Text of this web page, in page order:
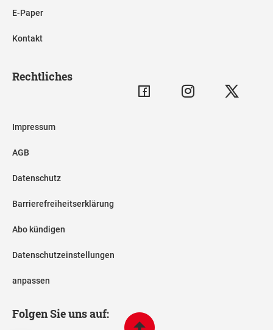
E-Paper
Kontakt
Rechtliches
Impressum
AGB
Datenschutz
Barrierefreiheitserklärung
Abo kündigen
Datenschutzeinstellungen
anpassen
Folgen Sie uns auf: